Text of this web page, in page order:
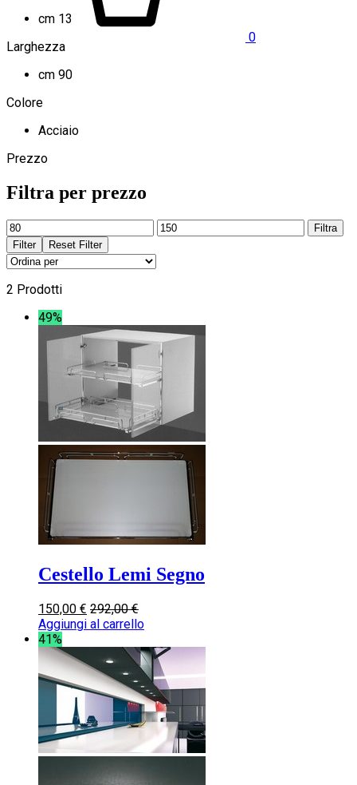
0
cm 13
Larghezza
cm 90
Colore
Acciaio
Prezzo
Filtra per prezzo
Prezzo
Min
Prezzo
Filtra
Filter
Reset Filter
2 Prodotti
49%
Cestello Lemi Segno
150,00 € 292,00€
Aggiungi al carrello
41%